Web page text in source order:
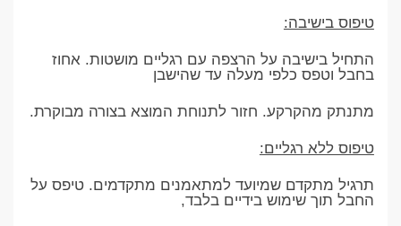
טיפוס בישיבה:
התחיל בישיבה על הרצפה עם רגליים מושטות. אחוז
בחבל וטפס כלפי מעלה עד שהישבן
מתנתק מהקרקע. חזור לתנוחת המוצא בצורה מבוקרת.
טיפוס ללא רגליים:
תרגיל מתקדם שמיועד למתאמנים מתקדמים. טיפס על
החבל תוך שימוש בידיים בלבד,